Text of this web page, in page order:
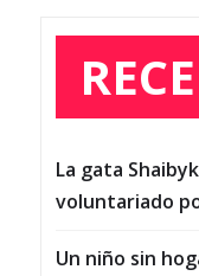
La gata
voluntariado
Un niño sin